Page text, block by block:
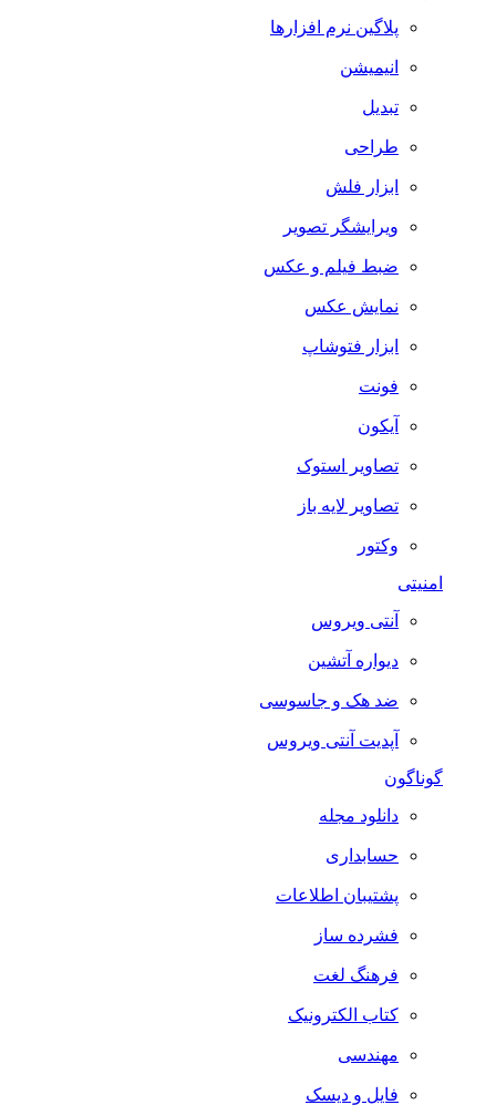
پلاگین نرم افزارها
انیمیشن
تبدیل
طراحی
ابزار فلش
ویرایشگر تصویر
ضبط فيلم و عكس
نمایش عکس
ابزار فتوشاپ
فونت
آیکون
تصاویر استوک
تصاویر لایه باز
وکتور
امنیتی
آنتی ویروس
دیواره آتشین
ضد هک و جاسوسی
آپدیت آنتی ویروس
گوناگون
دانلود مجله
حسابداری
پشتیبان اطلاعات
فشرده ساز
فرهنگ لغت
کتاب الکترونیک
مهندسی
فایل و دیسک